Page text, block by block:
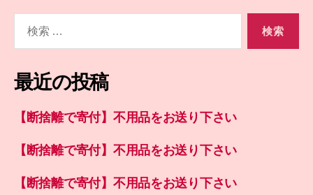
象:
最近の投稿
【断捨離で寄付】不用品をお送り下さい
【断捨離で寄付】不用品をお送り下さい
【断捨離で寄付】不用品をお送り下さい